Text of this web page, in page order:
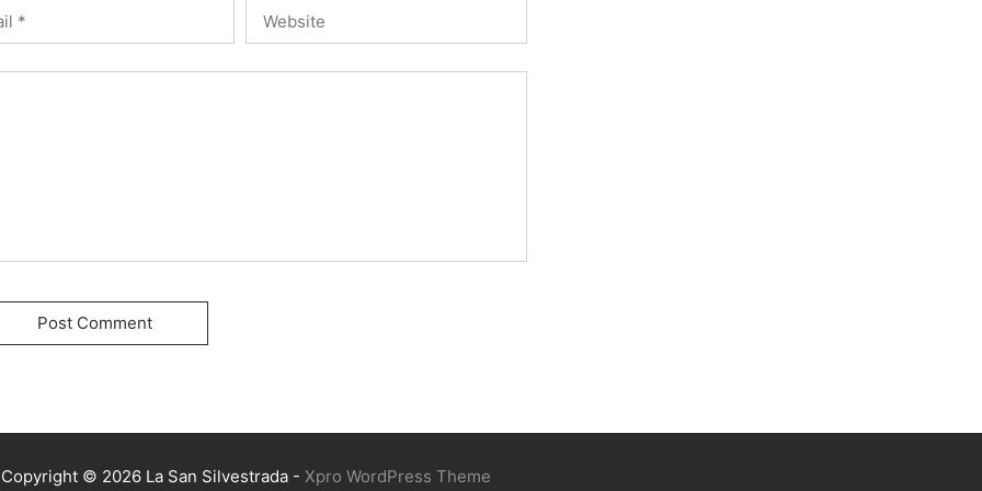
Copyright © 2026 La San Silvestrada - Xpro WordPress Theme